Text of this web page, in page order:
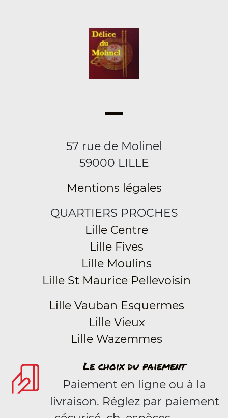
57 rue de Molinel
59000 LILLE
Mentions légales
QUARTIERS PROCHES
Lille Centre
Lille Fives
Lille Moulins
Lille St Maurice Pellevoisin
Lille Vauban Esquermes
Lille Vieux
Lille Wazemmes
Le choix du paiement
Paiement en ligne ou à la
livraison. Réglez par paiement